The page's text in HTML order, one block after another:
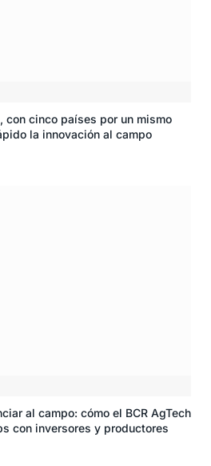
con cinco países por un mismo
la innovación al campo
al campo: cómo el BCR AgTech
con inversores y productores